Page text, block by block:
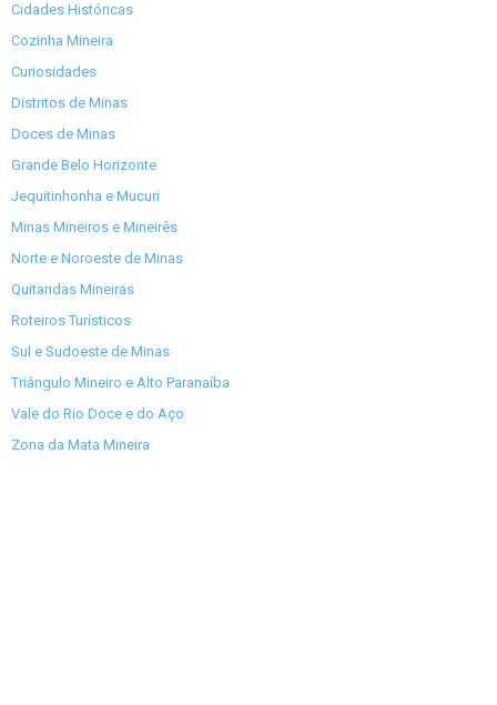
Cidades Históricas
Cozinha Mineira
Curiosidades
Distritos de Minas
Doces de Minas
Grande Belo Horizonte
Jequitinhonha e Mucuri
Minas Mineiros e Mineirês
Norte e Noroeste de Minas
Quitandas Mineiras
Roteiros Turísticos
Sul e Sudoeste de Minas
Triângulo Mineiro e Alto Paranaíba
Vale do Rio Doce e do Aço
Zona da Mata Mineira